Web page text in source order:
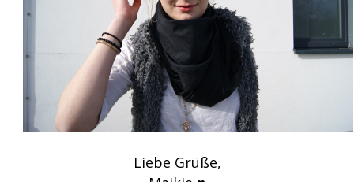
Liebe Grüße,